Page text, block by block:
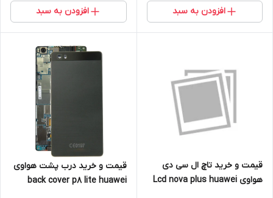
افزودن به سبد افزودن به سبد
قیمت و خرید تاچ ال سی دی
هواوی Lcd nova plus huawei
قیمت و خرید درب پشت هواوی
back cover p8 lite huawei